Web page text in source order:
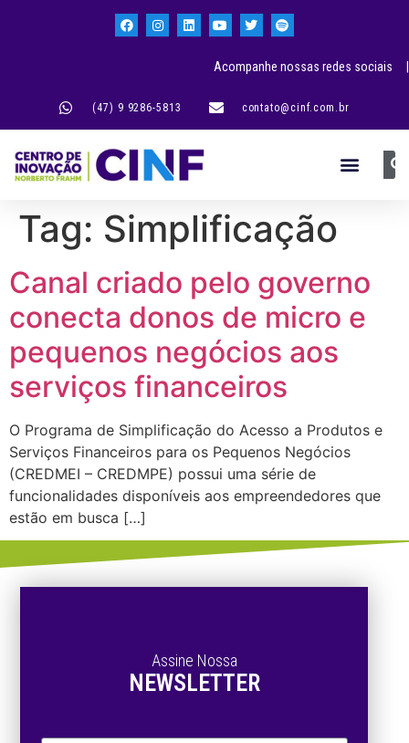
(47) 9 9286-5813 contato@cinf.com.br
Acompanhe nossas redes sociais |
Tag: Simplificação
Canal criado pelo governo
conecta donos de micro e
pequenos negócios aos
serviços financeiros
O Programa de Simplificação do Acesso a Produtos e
Serviços Financeiros para os Pequenos Negócios
(CREDMEI – CREDMPE) possui uma série de
funcionalidades disponíveis aos empreendedores que
estão em busca […]
Assine Nossa
NEWSLETTER